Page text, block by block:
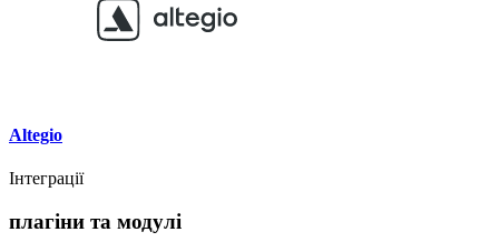
Altegio
Інтеграції
плагіни та модулі